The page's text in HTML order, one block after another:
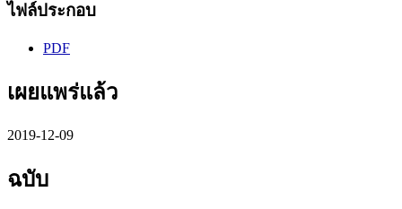
ไฟล์ประกอบ
PDF
เผยแพร่แล้ว
2019-12-09
ฉบับ